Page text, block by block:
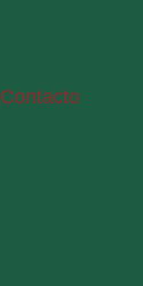
Contacto